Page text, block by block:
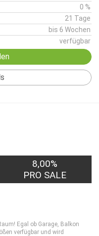
0 %
21 Tage
bis 6 Wochen
verfügbar
8,00%
PRO SALE
Egal ob Garage, Balkon
verfügbar und wird